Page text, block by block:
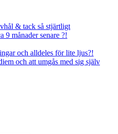
& tack så stjärtligt
9 månader senare ?!
och alldeles för lite ljus?!
och att umgås med sig själv